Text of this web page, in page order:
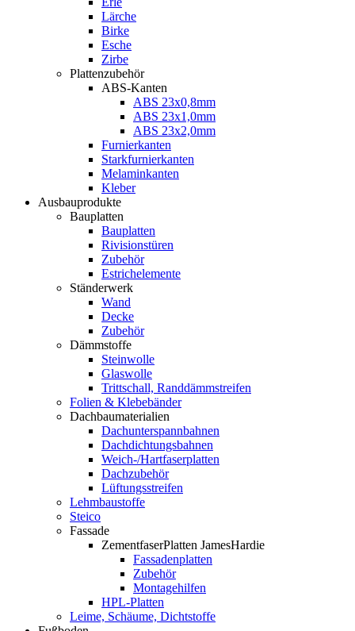
Lärche
Birke
Esche
Zirbe
Plattenzubehör
ABS-Kanten
ABS 23x0,8mm
ABS 23x1,0mm
ABS 23x2,0mm
Furnierkanten
Starkfurnierkanten
Melaminkanten
Kleber
Ausbauprodukte
Bauplatten
Bauplatten
Rivisionstüren
Zubehör
Estrichelemente
Ständerwerk
Wand
Decke
Zubehör
Dämmstoffe
Steinwolle
Glaswolle
Trittschall, Randdämmstreifen
Folien & Klebebänder
Dachbaumaterialien
Dachunterspannbahnen
Dachdichtungsbahnen
Weich-/Hartfaserplatten
Dachzubehör
Lüftungsstreifen
Lehmbaustoffe
Steico
Fassade
ZementfaserPlatten JamesHardie
Fassadenplatten
Zubehör
Montagehilfen
HPL-Platten
Leime, Schäume, Dichtstoffe